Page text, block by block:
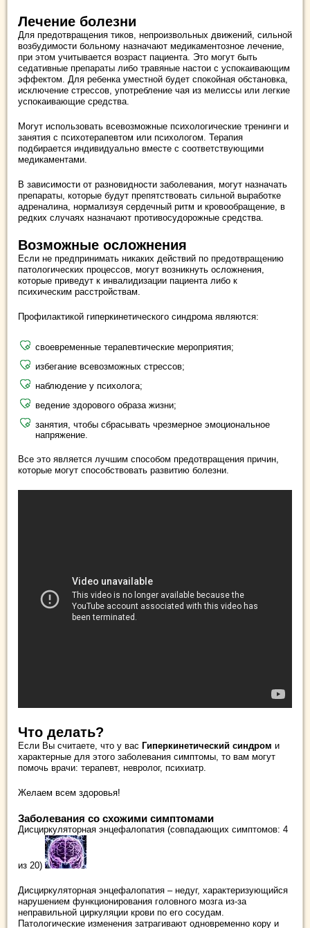
Лечение болезни
Для предотвращения тиков, непроизвольных движений, сильной
возбудимости больному назначают медикаментозное лечение,
при этом учитывается возраст пациента. Это могут быть
седативные препараты либо травяные настои с успокаивающим
эффектом. Для ребенка уместной будет спокойная обстановка,
исключение стрессов, употребление чая из мелиссы или легкие
успокаивающие средства.
Могут использовать всевозможные психологические тренинги и
занятия с психотерапевтом или психологом. Терапия
подбирается индивидуально вместе с соответствующими
медикаментами.
В зависимости от разновидности заболевания, могут назначать
препараты, которые будут препятствовать сильной выработке
адреналина, нормализуя сердечный ритм и кровообращение, в
редких случаях назначают противосудорожные средства.
Возможные осложнения
Если не предпринимать никаких действий по предотвращению
патологических процессов, могут возникнуть осложнения,
которые приведут к инвалидизации пациента либо к
психическим расстройствам.
Профилактикой гиперкинетического синдрома являются:
своевременные терапевтические мероприятия;
избегание всевозможных стрессов;
наблюдение у психолога;
ведение здорового образа жизни;
занятия, чтобы сбрасывать чрезмерное эмоциональное
напряжение.
Все это является лучшим способом предотвращения причин,
которые могут способствовать развитию болезни.
Что делать?
Если Вы считаете, что у вас Гиперкинетический синдром и
характерные для этого заболевания симптомы, то вам могут
помочь врачи: терапевт, невролог, психиатр.
Желаем всем здоровья!
Заболевания со схожими симптомами
Дисциркуляторная энцефалопатия (совпадающих симптомов: 4
из 20)
Дисциркуляторная энцефалопатия – недуг, характеризующийся
нарушением функционирования головного мозга из-за
неправильной циркуляции крови по его сосудам.
Патологические изменения затрагивают одновременно кору и